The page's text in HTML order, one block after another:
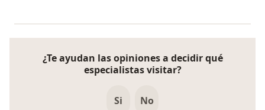
¿Te ayudan las opiniones a decidir qué
especialistas visitar?
Si No